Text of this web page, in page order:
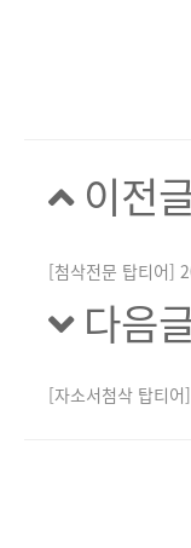
이전
[첨삭전문 탑티어]
다음
[자소서첨삭 탑티